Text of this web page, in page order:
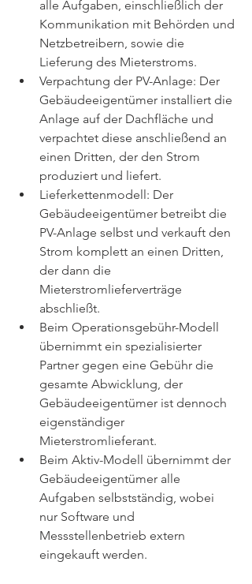
alle Aufgaben, einschließlich der
Kommunikation mit Behörden und
Netzbetreibern, sowie die
Lieferung des Mieterstroms.
Verpachtung der PV-Anlage: Der
Gebäudeeigentümer installiert die
Anlage auf der Dachfläche und
verpachtet diese anschließend an
einen Dritten, der den Strom
produziert und liefert.
Lieferkettenmodell: Der
Gebäudeeigentümer betreibt die
PV-Anlage selbst und verkauft den
Strom komplett an einen Dritten,
der dann die
Mieterstromlieferverträge
abschließt.
Beim Operationsgebühr-Modell
übernimmt ein spezialisierter
Partner gegen eine Gebühr die
gesamte Abwicklung, der
Gebäudeeigentümer ist dennoch
eigenständiger
Mieterstromlieferant.
Beim Aktiv-Modell übernimmt der
Gebäudeeigentümer alle
Aufgaben selbstständig, wobei
nur Software und
Messstellenbetrieb extern
eingekauft werden.